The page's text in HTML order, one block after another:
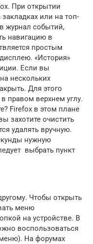
При открытии
или на топ-
журнал событий,
навигацию в
простым
«История»
Если вы
нескольких
Для этого
правом верхнем углу.
Firefox в этом плане
захотите очистить
удалять вручную.
нужную
выбрать пункт
Чтобы открыть
меню
на устройстве. В
воспользоваться
На форумах